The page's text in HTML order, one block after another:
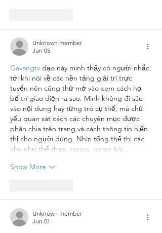
Unknown member
Jun 05
Gavangtv dạo này mình thấy có người nhắc
tới khi nói về các nền tảng giải trí trực
tuyến nên cũng thử mở vào xem cách họ
bố trí giao diện ra sao. Mình không đi sâu
vào nội dung hay từng trò cụ thể, mà chủ
yếu quan sát cách các chuyên mục được
phân chia trên trang và cách thông tin hiển
thị cho người dùng. Nhìn tổng thể thì các
khu như thể thao, casino, game bài…
Show More
Unknown member
Jun 01